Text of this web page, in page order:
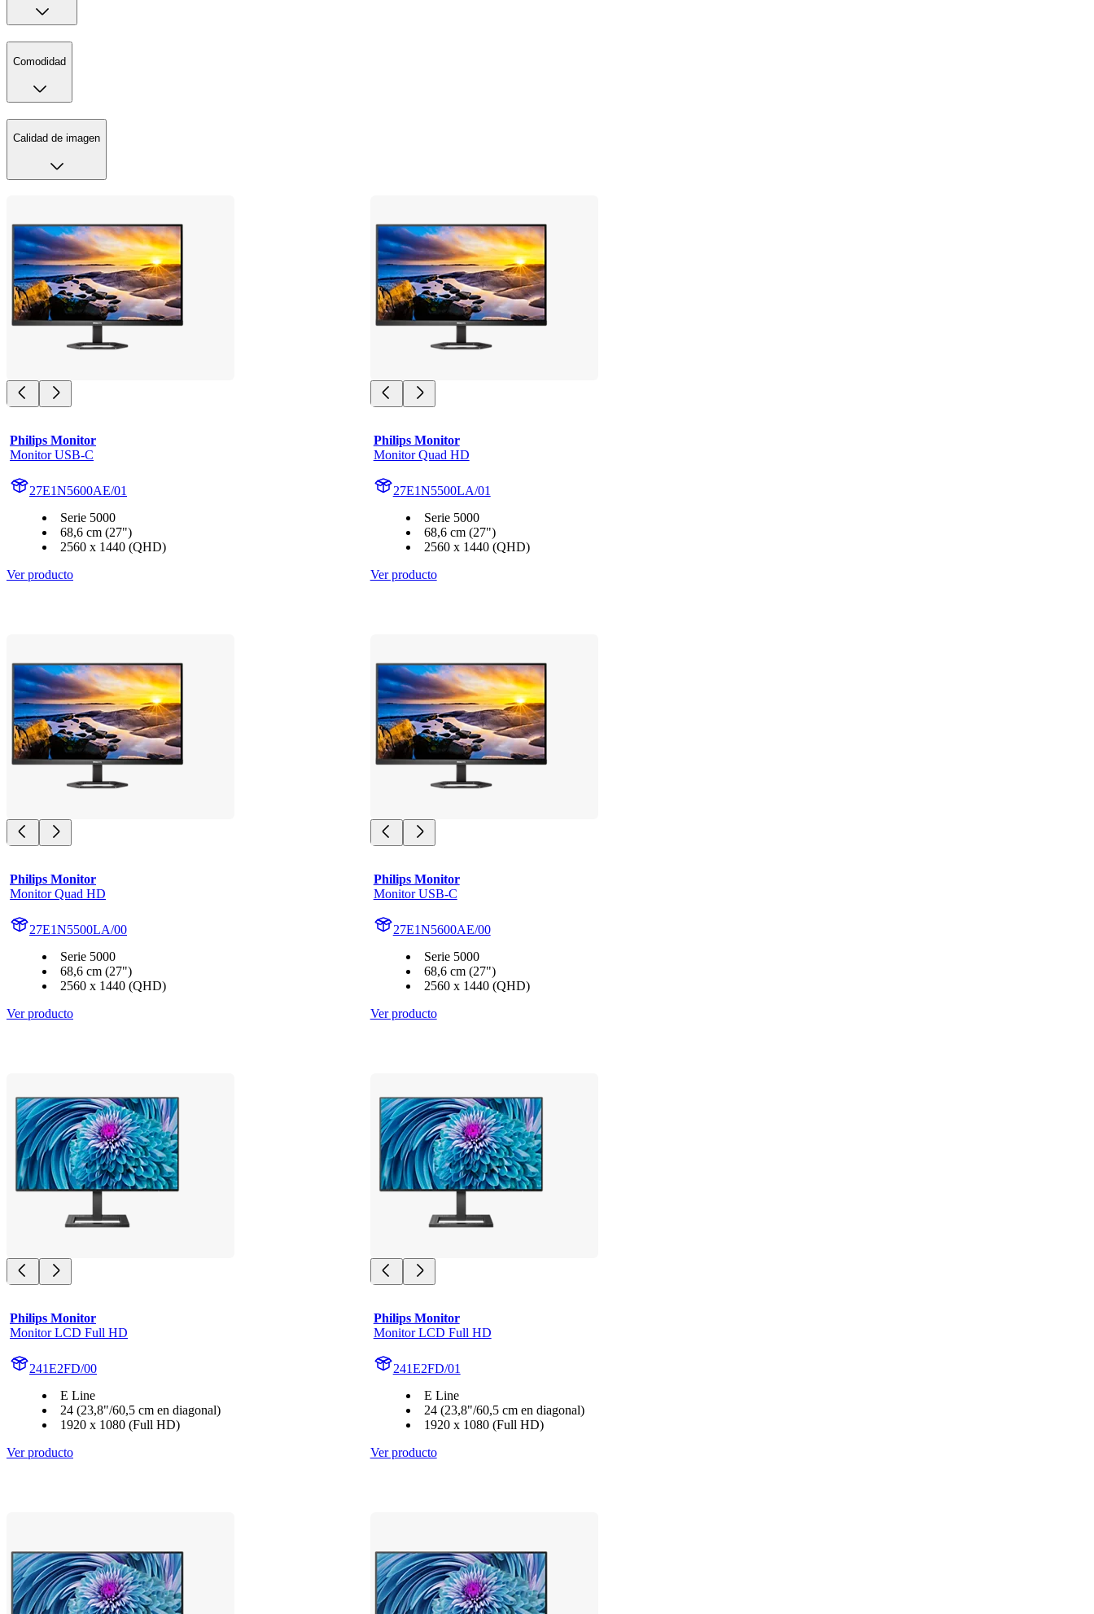
Comodidad
Calidad de imagen
Philips Monitor
Monitor USB-C
27E1N5600AE/01
Serie 5000
68,6 cm (27")
2560 x 1440 (QHD)
Ver producto
Philips Monitor
Monitor Quad HD
27E1N5500LA/01
Serie 5000
68,6 cm (27")
2560 x 1440 (QHD)
Ver producto
Philips Monitor
Monitor Quad HD
27E1N5500LA/00
Serie 5000
68,6 cm (27")
2560 x 1440 (QHD)
Ver producto
Philips Monitor
Monitor USB-C
27E1N5600AE/00
Serie 5000
68,6 cm (27")
2560 x 1440 (QHD)
Ver producto
Philips Monitor
Monitor LCD Full HD
241E2FD/00
E Line
24 (23,8"/60,5 cm en diagonal)
1920 x 1080 (Full HD)
Ver producto
Philips Monitor
Monitor LCD Full HD
241E2FD/01
E Line
24 (23,8"/60,5 cm en diagonal)
1920 x 1080 (Full HD)
Ver producto